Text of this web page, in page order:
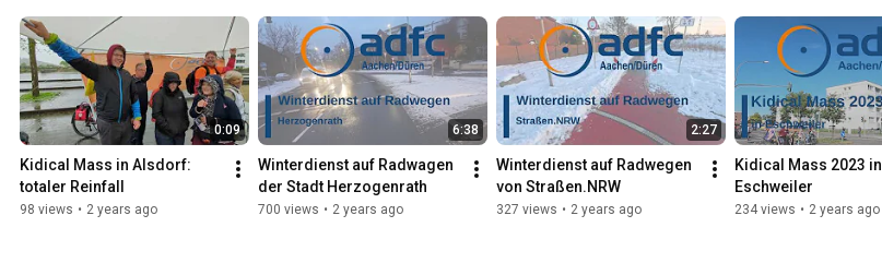
0:09
Kidical Mass in Alsdorf:
totaler Reinfall
98 views • 2 years ago
6:38
Winterdienst auf Radwagen
der Stadt Herzogenrath
700 views • 2 years ago
2:27
Winterdienst auf Radwegen
von Straßen.NRW
327 views • 2 years ago
Kidical Mass 2023 in
Eschweiler
234 views • 2 years ago